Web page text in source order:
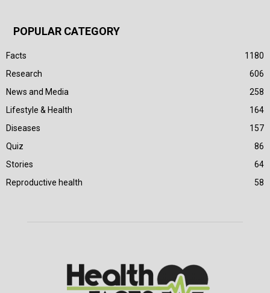
POPULAR CATEGORY
Facts
1180
Research
606
News and Media
258
Lifestyle & Health
164
Diseases
157
Quiz
86
Stories
64
Reproductive health
58